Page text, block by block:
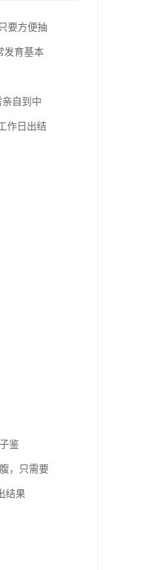
要方便抽
发育基本
自到中
作日出结
鉴
，只需要
结果